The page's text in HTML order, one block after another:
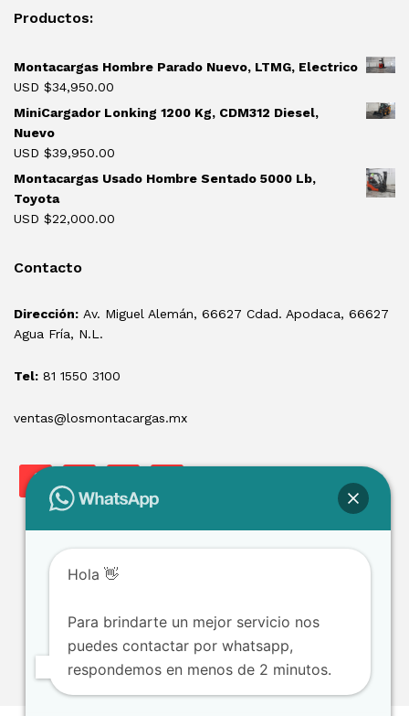
Productos:
Montacargas Hombre Parado Nuevo, LTMG, Electrico
USD $34,950.00
MiniCargador Lonking 1200 Kg, CDM312 Diesel,
Nuevo
USD $39,950.00
Montacargas Usado Hombre Sentado 5000 Lb,
Toyota
USD $22,000.00
Contacto
Dirección: Av. Miguel Alemán, 66627 Cdad. Apodaca, 66627
Agua Fría, N.L.
Tel: 81 1550 3100
ventas@losmontacargas.mx
Copyright © 2025 Los Montacargas RTE
Hola 👋
Para brindarte un mejor servicio nos
puedes contactar por whatsapp,
respondemos en menos de 2 minutos.